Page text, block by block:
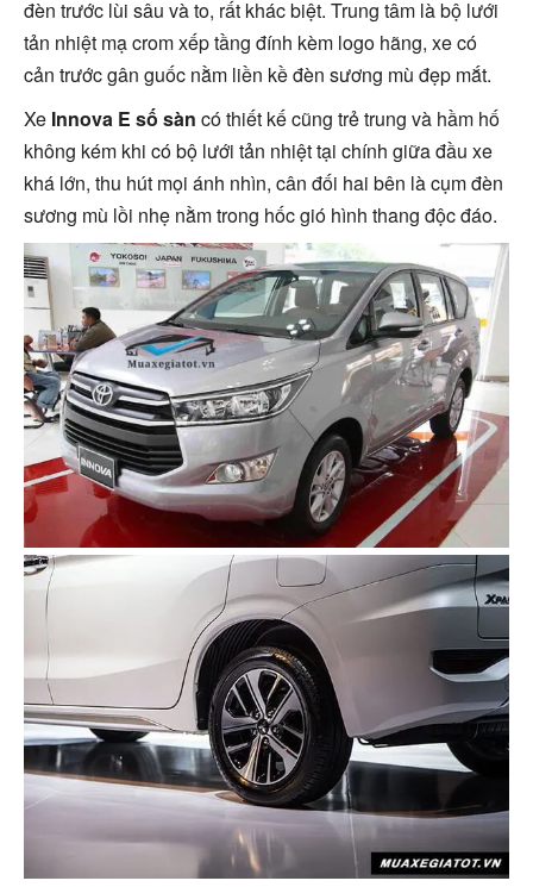
đèn trước lùi sâu và to, rất khác biệt. Trung tâm là bộ lưới
tản nhiệt mạ crom xếp tầng đính kèm logo hãng, xe có
cản trước gân guốc nằm liền kề đèn sương mù đẹp mắt.
Xe Innova E số sàn có thiết kế cũng trẻ trung và hầm hố
không kém khi có bộ lưới tản nhiệt tại chính giữa đầu xe
khá lớn, thu hút mọi ánh nhìn, cân đối hai bên là cụm đèn
sương mù lồi nhẹ nằm trong hốc gió hình thang độc đáo.